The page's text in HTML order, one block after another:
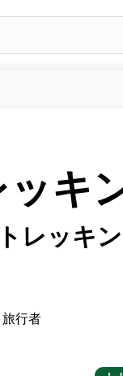
キ
レッキ
行者